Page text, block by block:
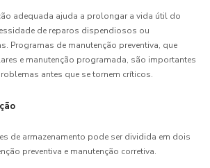
adequada ajuda a prolongar a vida útil do
de reparos dispendiosos ou
Programas de manutenção preventiva, que
e manutenção programada, são importantes
antes que se tornem críticos.
de armazenamento pode ser dividida em dois
preventiva e manutenção corretiva.